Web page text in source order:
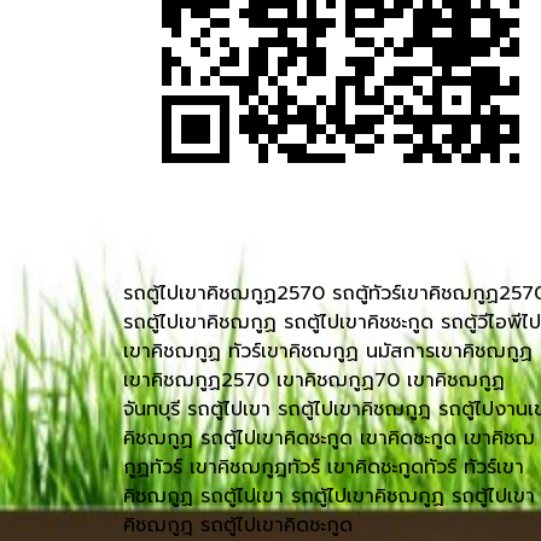
รถตู้ไปเขาคิชฌกูฏ2570 รถตู้ทัวร์เขาคิชฌกูฏ
รถตู้ไปเขาคิชฌกูฏ รถตู้ไปเขาคิชชะกูด รถตู้วีไอพีไป
เขาคิชฌกูฏ ทัวร์เขาคิชฌกูฏ นมัสการเขาคิชฌกูฏ
เขาคิชฌกูฏ2570 เขาคิชฌกูฏ70 เขาคิชฌกูฏ
จันทบุรี รถตู้ไปเขา รถตู้ไปเขาคิชฌกูฎ รถตู้ไปงานเ
คิชฌกูฏ รถตู้ไปเขาคิดชะกูด เขาคิดชะกูด เขาคิชฌ
กูฏทัวร์ เขาคิชฌกูฎทัวร์ เขาคิดชะกูดทัวร์ ทัวร์เขา
คิชฌกูฏ รถตู้ไปเขา รถตู้ไปเขาคิชฌกูฏ รถตู้ไปเขา
คิชฌกูฎ รถตู้ไปเขาคิดชะกูด